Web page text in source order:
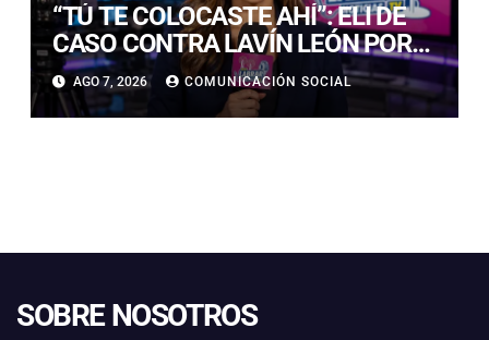
“TÚ TE COLOCASTE AHÍ”: ELI DE
CASO CONTRA LAVÍN LEÓN POR
NO HABLAR CON LA PRENSA AL
DEJAR LA CÁRCEL
AGO 7, 2026 COMUNICACIÓN SOCIAL
SOBRE NOSOTROS